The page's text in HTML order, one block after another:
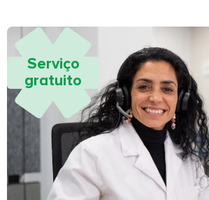
Serviço
gratuito